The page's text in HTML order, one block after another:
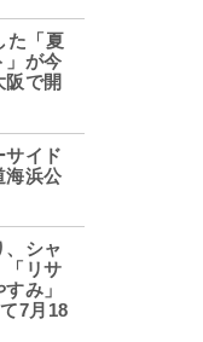
た「夏
」が今
で開
サイド
海浜公
シャ
「リサ
み」
7月18